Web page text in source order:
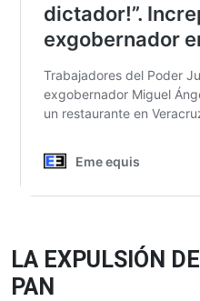
LA EXPULSIÓN
PAN